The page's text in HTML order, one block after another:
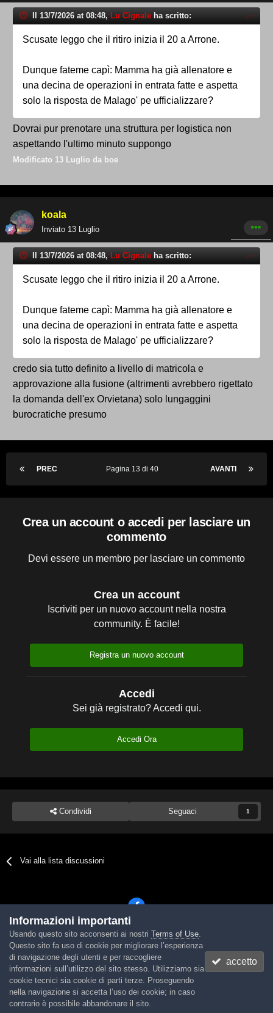
Il 13/7/2026 at 08:48, Lu Cignale ha scritto:
Scusate leggo che il ritiro inizia il 20 a Arrone.
Dunque fateme capì: Mamma ha già allenatore e
una decina de operazioni in entrata fatte e aspetta
solo la risposta de Malago' pe ufficializzare?
Dovrai pur prenotare una struttura per logistica non
aspettando l'ultimo minuto suppongo
Modificato 13 Luglio da boe
koala
Inviato 13 Luglio
Il 13/7/2026 at 08:48, Lu Cignale ha scritto:
Scusate leggo che il ritiro inizia il 20 a Arrone.
Dunque fateme capì: Mamma ha già allenatore e
una decina de operazioni in entrata fatte e aspetta
solo la risposta de Malago' pe ufficializzare?
credo sia tutto definito a livello di matricola e
approvazione alla fusione (altrimenti avrebbero rigettato
la domanda dell'ex Orvietana) solo lungaggini
burocratiche presumo
PREC AVANTI
Pagina 13 di 40
Crea un account o accedi per lasciare un
commento
Devi essere un membro per lasciare un commento
Crea un account
Iscriviti per un nuovo account nella nostra
community. È facile!
Registra un nuovo account
Accedi
Sei già registrato? Accedi qui.
Accedi Ora
Condividi Seguaci 1
Vai alla lista discussioni
Lingua Tema Contattaci Cookies
Powered by Invision Community
Informazioni importanti
Usando questo sito acconsenti ai nostri Terms of Use.
Questo sito fa uso di cookie per migliorare l’esperienza
di navigazione degli utenti e per raccogliere
informazioni sull’utilizzo del sito stesso. Utilizziamo sia
cookie tecnici sia cookie di parti terze. Proseguendo
nella navigazione si accetta l’uso dei cookie; in caso
contrario è possibile abbandonare il sito.
accetto